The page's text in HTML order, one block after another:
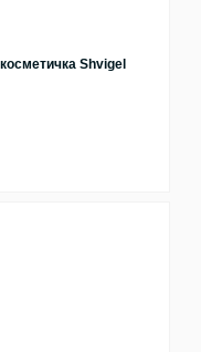
Shvigel